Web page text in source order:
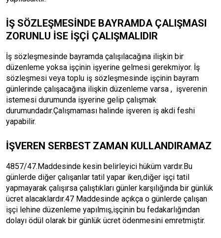
İŞ SÖZLEŞMESİNDE BAYRAMDA ÇALIŞMASI
ZORUNLU İSE İŞÇİ ÇALIŞMALIDIR
İş sözleşmesinde bayramda çalışılacağına ilişkin bir
düzenleme yoksa işçinin işyerine gelmesi gerekmiyor. İş
sözleşmesi veya toplu iş sözleşmesinde işçinin bayram
günlerinde çalışacağına ilişkin düzenleme varsa , işverenin
istemesi durumunda işyerine gelip çalışmak
durumundadır.Çalışmaması halinde işveren iş akdi feshi
yapabilir.
İŞVEREN SERBEST ZAMAN KULLANDIRAMAZ
4857/47.Maddesinde kesin belirleyici hüküm vardır.Bu
günlerde diğer çalışanlar tatil yapar iken,diğer işçi tatil
yapmayarak çalışırsa çalıştıkları günler karşılığında bir günlük
ücret alacaklardır.47 Maddesinde açıkça o günlerde çalışan
işçi lehine düzenleme yapılmış,işçinin bu fedakarlığından
dolayı ödül olarak bir günlük ücret ödenmesini emretmiştir.